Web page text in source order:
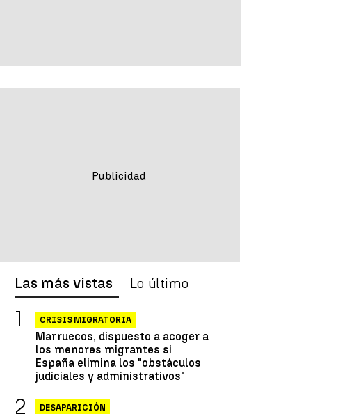
Las más vistas Lo último
CRISIS MIGRATORIA
Marruecos, dispuesto a acoger a
los menores migrantes si
España elimina los "obstáculos
judiciales y administrativos"
DESAPARICIÓN